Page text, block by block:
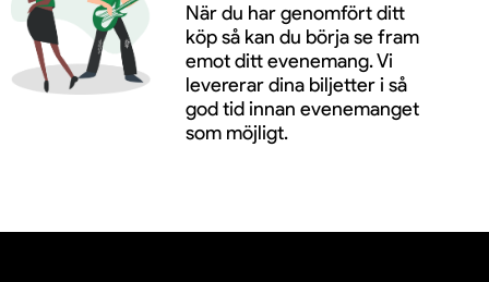
När du har genomfört ditt
köp så kan du börja se fram
emot ditt evenemang. Vi
levererar dina biljetter i så
god tid innan evenemanget
som möjligt.